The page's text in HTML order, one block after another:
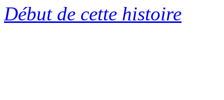
Début de cette histoire